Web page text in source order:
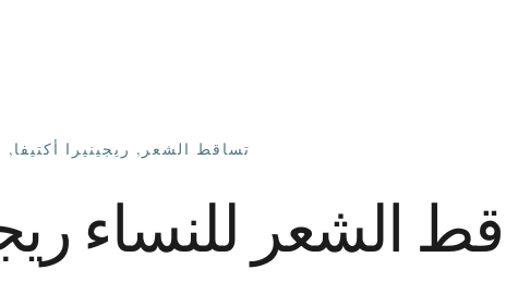
تساقط الشعر , ريجينيرا أكتيفا,
الشعر للنساء